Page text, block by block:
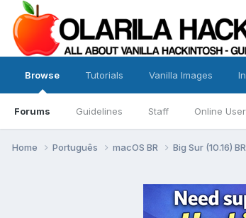
Browse
Forums Guidelines Staff Online
Tutorials Vanilla Images
Home Português macOS BR Big Sur (10.16) BR